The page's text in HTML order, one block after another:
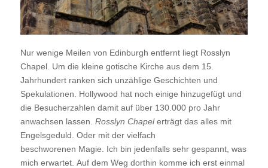
Nur wenige Meilen von Edinburgh entfernt liegt Rosslyn
Chapel. Um die kleine gotische Kirche aus dem 15.
Jahrhundert ranken sich unzählige Geschichten und
Spekulationen. Hollywood hat noch einige hinzugefügt und
die Besucherzahlen damit auf über 130.000 pro Jahr
anwachsen lassen. Rosslyn Chapelerträgt das alles mit
Engelsgeduld. Oder mit der vielfach
beschworenen Magie. Ich bin jedenfalls sehr gespannt, was
mich erwartet. Auf dem Weg dorthin komme ich erst einmal